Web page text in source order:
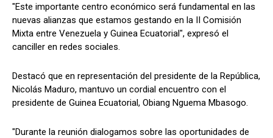
"Este importante centro económico será fundamental en las
nuevas alianzas que estamos gestando en la II Comisión
Mixta entre Venezuela y Guinea Ecuatorial", expresó el
canciller en redes sociales.
Destacó que en representación del presidente de la República,
Nicolás Maduro, mantuvo un cordial encuentro con el
presidente de Guinea Ecuatorial, Obiang Nguema Mbasogo.
"Durante la reunión dialogamos sobre las oportunidades de